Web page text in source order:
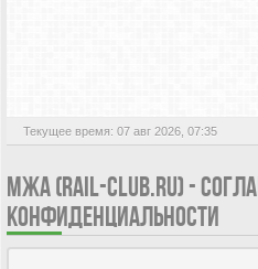
Текущее время: 07 авг 2026, 07:35
МЖА (RAIL-CLUB.RU) -
КОНФИДЕНЦИАЛЬНОСТИ